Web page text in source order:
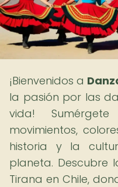
¡Bienvenidos a
la pasión por las
vida!
movimientos,
historia y la
planeta. Descubre
Tirana en Chile,